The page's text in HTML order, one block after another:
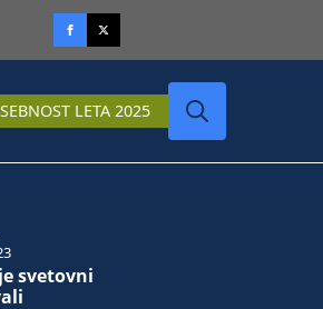
LETA 2025
svetovni